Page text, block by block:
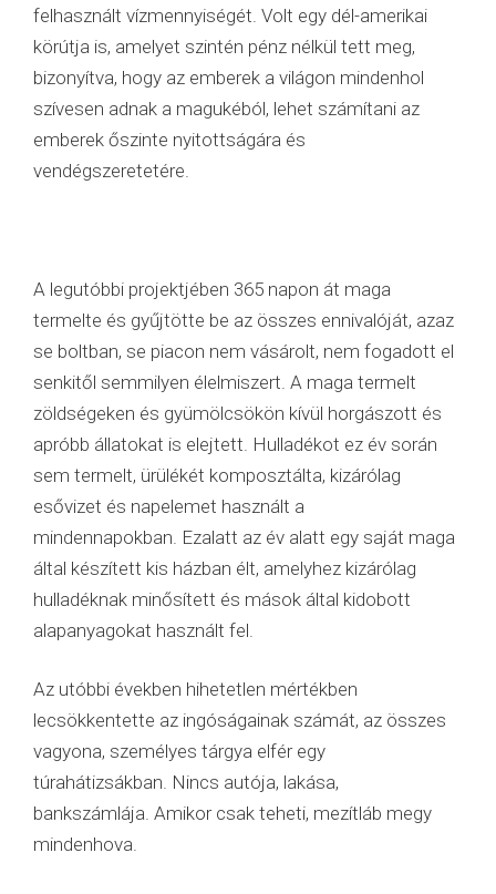
felhasznált vízmennyiségét. Volt egy dél-amerikai
körútja is, amelyet szintén pénz nélkül tett meg,
bizonyítva, hogy az emberek a világon mindenhol
szívesen adnak a magukéból, lehet számítani az
emberek őszinte nyitottságára és
vendégszeretetére.
A legutóbbi projektjében 365 napon át maga
termelte és gyűjtötte be az összes ennivalóját, azaz
se boltban, se piacon nem vásárolt, nem fogadott el
senkitől semmilyen élelmiszert. A maga termelt
zöldségeken és gyümölcsökön kívül horgászott és
apróbb állatokat is elejtett. Hulladékot ez év során
sem termelt, ürülékét komposztálta, kizárólag
esővizet és napelemet használt a
mindennapokban. Ezalatt az év alatt egy saját maga
által készített kis házban élt, amelyhez kizárólag
hulladéknak minősített és mások által kidobott
alapanyagokat használt fel.
Az utóbbi években hihetetlen mértékben
lecsökkentette az ingóságainak számát, az összes
vagyona, személyes tárgya elfér egy
túrahátizsákban. Nincs autója, lakása,
bankszámlája. Amikor csak teheti, mezítláb megy
mindenhova.